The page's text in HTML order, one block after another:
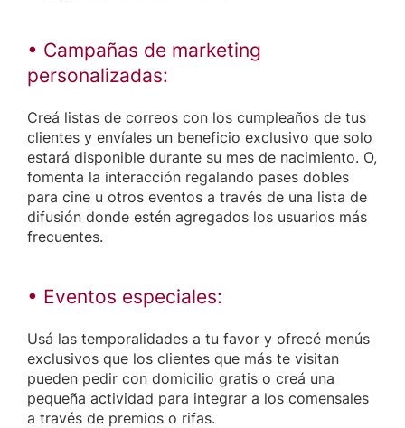
• Campañas de marketing
personalizadas:
Creá listas de correos con los cumpleaños de tus
clientes y envíales un beneficio exclusivo que solo
estará disponible durante su mes de nacimiento. O,
fomenta la interacción regalando pases dobles
para cine u otros eventos a través de una lista de
difusión donde estén agregados los usuarios más
frecuentes.
• Eventos especiales:
Usá las temporalidades a tu favor y ofrecé menús
exclusivos que los clientes que más te visitan
pueden pedir con domicilio gratis o creá una
pequeña actividad para integrar a los comensales
a través de premios o rifas.